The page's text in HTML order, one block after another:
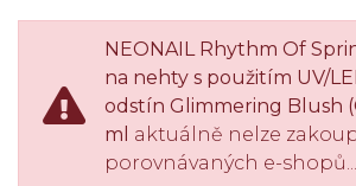
NEONAIL Rhythm Of
na nehty s použitím UV/
odstín Glimmering Blush
ml aktuálně nelze
porovnávaných e-shopů...